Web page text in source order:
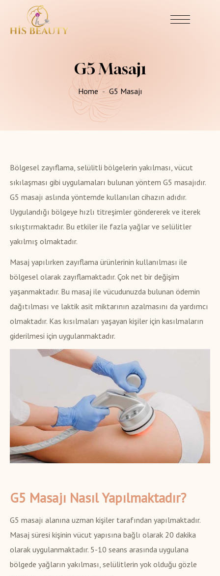
G5 Masajı
Home G5 Masajı
Bölgesel zayıflama, selülitli bölgelerin yakılması, vücut
sıkılaşması gibi uygulamaları bulunan yöntem G5 masajıdır.
G5 masajı aslında yöntemde kullanılan cihazın adıdır.
Uygulandığı bölgeye hızlı titreşimler göndererek ve iterek
sıkıştırmaktadır. Bu etkiler ile fazla yağlar ve selülitler
yakılmış olmaktadır.
Masaj yapılırken zayıflama ürünlerinin kullanılması ile
bölgesel olarak zayıflamaktadır. Çok net bir değişim
yaşanmaktadır. Bu masaj ile vücudunuzda bulunan ödemin
dağıtılması ve laktik asit miktarının azalmasını da yardımcı
olmaktadır. Kas kısılmaları yaşayan kişiler için kasılmaların
giderilmesi için uygulanmaktadır.
G5 Masajı Nasıl Yapılmaktadır?
G5 masajı alanına uzman kişiler tarafından yapılmaktadır.
Masaj süresi kişinin vücut yapısına bağlı olarak 20 dakika
olarak uygulanmaktadır. 5-10 seans arasında uygulana
bölgede yağların yakılması, selülitlerin yok olduğu gözle